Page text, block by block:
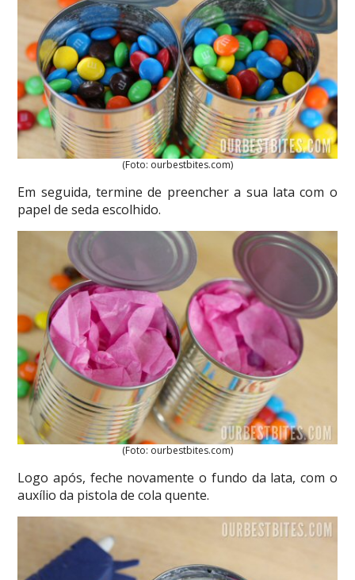
(Foto: ourbestbites.com)
Em seguida, termine de preencher a sua lata com o
papel de seda escolhido.
(Foto: ourbestbites.com)
Logo após, feche novamente o fundo da lata, com o
auxílio da pistola de cola quente.